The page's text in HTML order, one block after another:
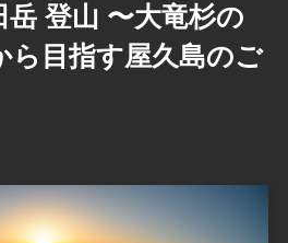
岳 登山 〜大竜杉の
ら目指す屋久島のご